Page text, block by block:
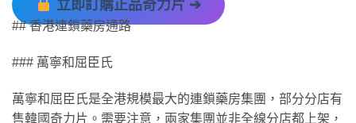
立即訂購正品奇力片 ➔
## 香港連鎖藥房通路
### 萬寧和屈臣氏
萬寧和屈臣氏是全港規模最大的連鎖藥房集團，部分分店有
售韓國奇力片。需要注意，兩家集團並非全線分店都上架，